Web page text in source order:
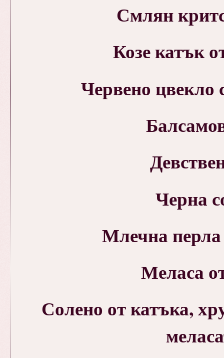
Смлян
Козе катък
Червено цвекло
Черна
Млечна
Меласа
Солено от катъка,